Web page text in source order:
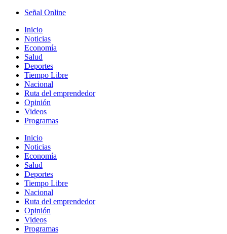
Señal Online
Inicio
Noticias
Economía
Salud
Deportes
Tiempo Libre
Nacional
Ruta del emprendedor
Opinión
Videos
Programas
Inicio
Noticias
Economía
Salud
Deportes
Tiempo Libre
Nacional
Ruta del emprendedor
Opinión
Videos
Programas